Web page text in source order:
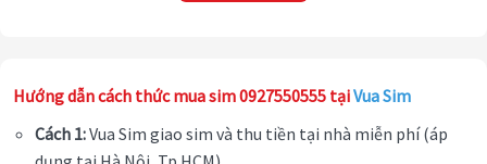
Hướng dẫn cách thức mua sim 0927550555 tạiVua Sim
Cách 1:Vua Sim giao sim và thu tiền tại nhà miễn phí (áp